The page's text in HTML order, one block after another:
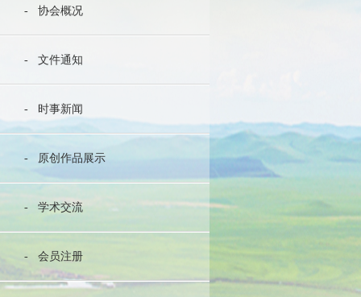
- 协会概况
- 文件通知
- 时事新闻
- 原创作品展示
- 学术交流
- 会员注册